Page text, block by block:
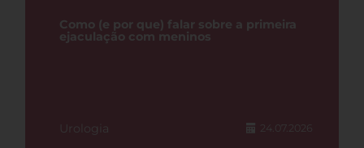
Como (e por que) falar sobre a primeira
ejaculação com meninos
Urologia 24.07.2026